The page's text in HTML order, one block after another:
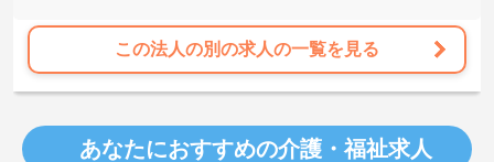
この法人の別の求人の一覧を見る
あなたにおすすめの介護・福祉求人